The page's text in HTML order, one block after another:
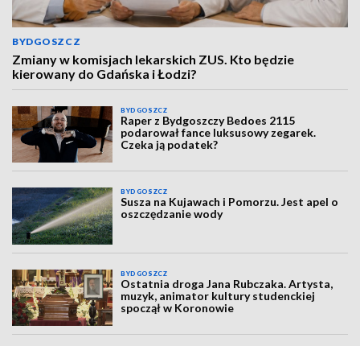
BYDGOSZCZ
Zmiany w komisjach lekarskich ZUS. Kto będzie
kierowany do Gdańska i Łodzi?
BYDGOSZCZ
Raper z Bydgoszczy Bedoes 2115
podarował fance luksusowy zegarek.
Czeka ją podatek?
BYDGOSZCZ
Susza na Kujawach i Pomorzu. Jest apel o
oszczędzanie wody
BYDGOSZCZ
Ostatnia droga Jana Rubczaka. Artysta,
muzyk, animator kultury studenckiej
spoczął w Koronowie